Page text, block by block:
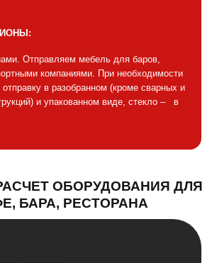
Отправляем мебель для баров,
компаниями. При необходимости
в разобранном (кроме сварных и
и упакованном виде, стекло – в
ОБОРУДОВАНИЯ ДЛЯ
БАРА, РЕСТОРАНА